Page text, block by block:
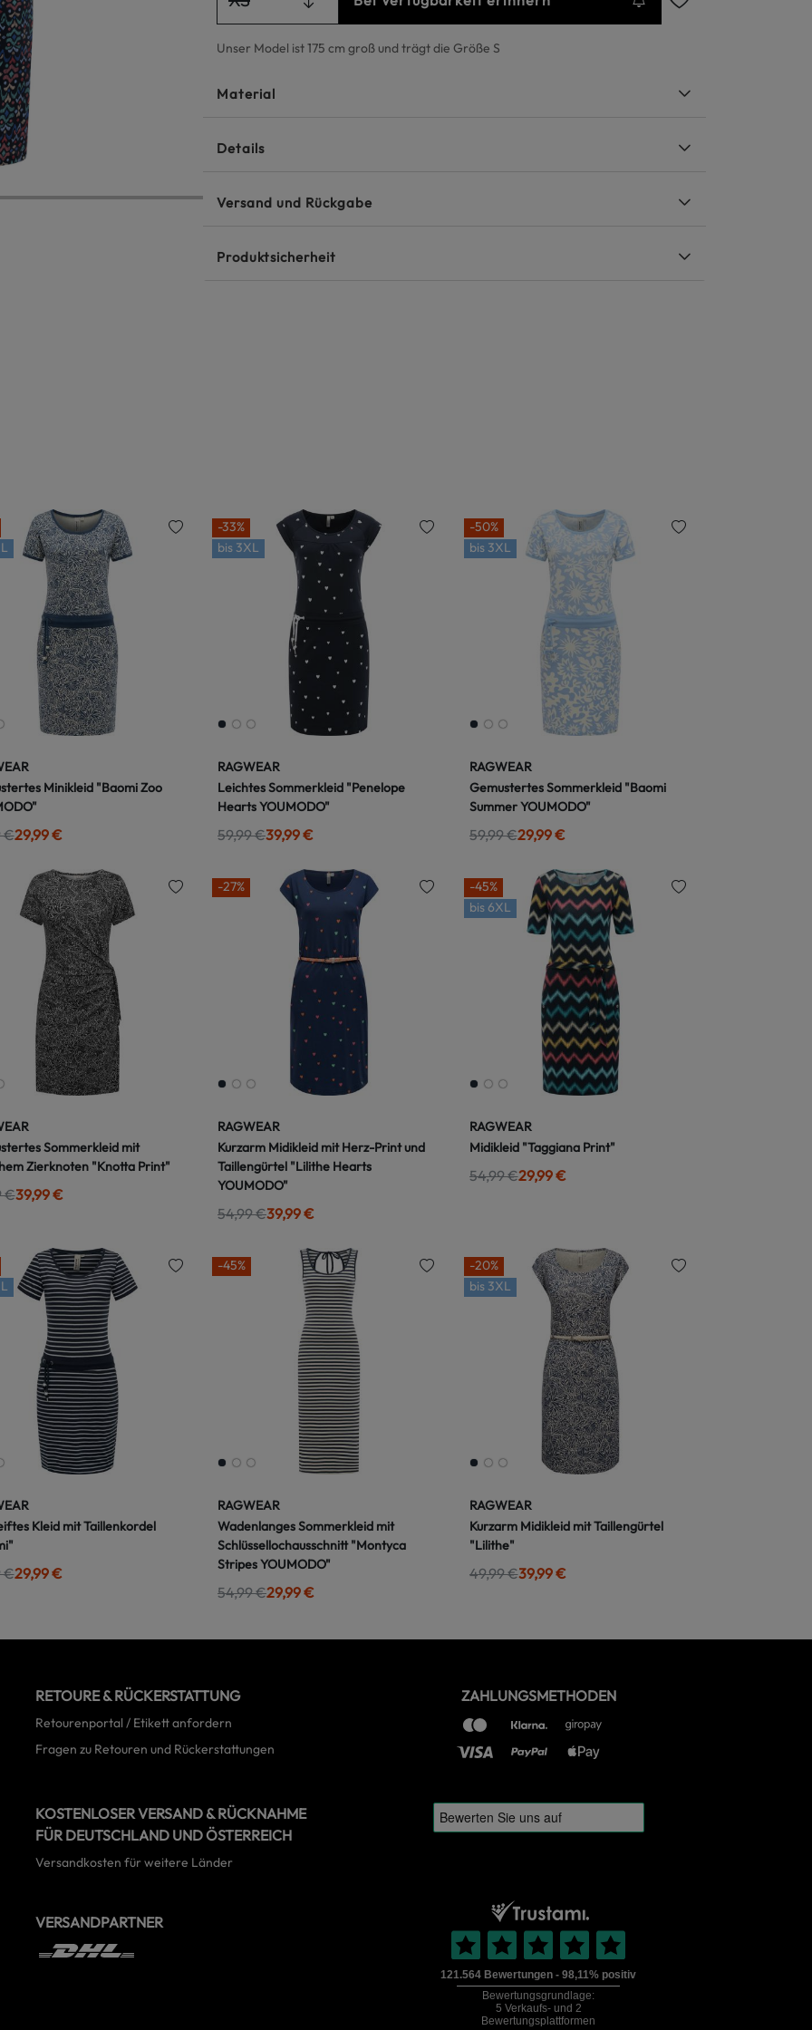
Unser Model ist 175 cm groß und trägt die Größe S
Material
Details
Versand und Rückgabe
Produktsicherheit
Minikleid "Baomi Zoo
€29,99 €
-33%
bis 3XL
RAGWEAR
Leichtes Sommerkleid "Penelope
Hearts YOUMODO"
59,99 €39,99 €
-50%
bis 3XL
RAGWEAR
Gemustertes Sommerkleid "Baomi
Summer YOUMODO"
59,99 €29,99 €
Sommerkleid mit
Zierknoten "Knotta Print"
€39,99 €
-27%
RAGWEAR
Kurzarm Midikleid mit Herz-Print und
Taillengürtel "Lilithe Hearts
YOUMODO"
54,99 €39,99 €
-45%
bis6XL
RAGWEAR
Midikleid "Taggiana Print"
54,99 €29,99 €
Kleid mit Taillenkordel
€29,99 €
-45%
RAGWEAR
Wadenlanges Sommerkleid mit
Schlüssellochausschnitt "Montyca
Stripes YOUMODO"
54,99 €29,99 €
-20%
bis 3XL
RAGWEAR
Kurzarm Midikleid mit Taillengürtel
"Lilithe"
49,99 €39,99 €
RETOURE & RÜCKERSTATTUNG
Retourenportal / Etikett anfordern
Fragen zu Retouren und Rückerstattungen
KOSTENLOSER VERSAND & RÜCKNAHME
FÜR DEUTSCHLAND UND ÖSTERREICH
Versandkosten für weitere Länder
VERSANDPARTNER
ZAHLUNGSMETHODEN